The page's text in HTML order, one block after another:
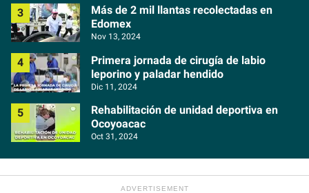
Más de 2 mil llantas recolectadas en
Edomex
Nov 13, 2024
Primera jornada de cirugía de labio
leporino y paladar hendido
Dic 11, 2024
Rehabilitación de unidad deportiva en
Ocoyoacac
Oct 31, 2024